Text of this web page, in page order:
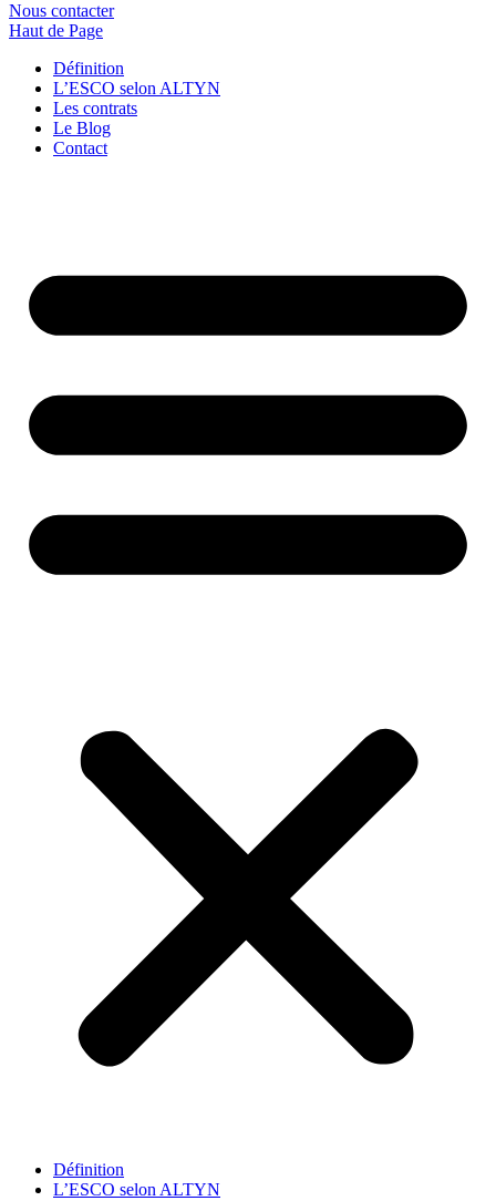
Nous contacter
Haut de Page
Définition
L’ESCO selon ALTYN
Les contrats
Le Blog
Contact
Définition
L’ESCO selon ALTYN